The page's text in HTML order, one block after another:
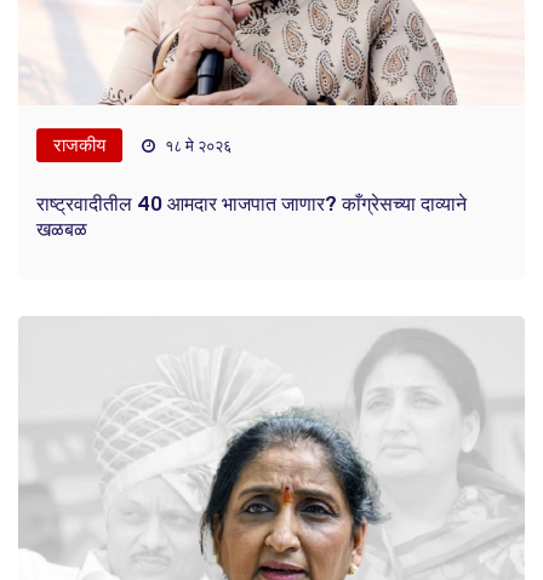
राजकीय १८ मे २०२६
राष्ट्रवादीतील 40 आमदार भाजपात जाणार? काँग्रेसच्या दाव्याने
खळबळ